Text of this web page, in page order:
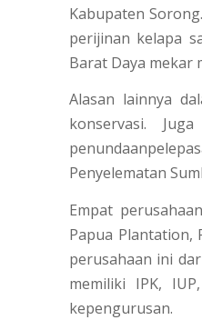
Kabupaten
perijinan kelapa
Barat Daya mekar
Alasan lainnya
konservasi.
Penyelematan
Empat
Papua Plantation,
perusahaan ini
memiliki IPK,
kepengurusan.